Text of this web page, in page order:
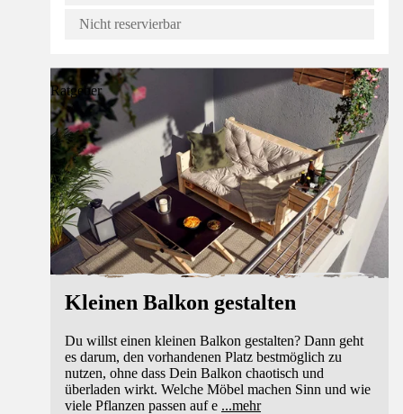
Nicht reservierbar
Ratgeber
Kleinen Balkon gestalten
Du willst einen kleinen Balkon gestalten? Dann geht
es darum, den vorhandenen Platz bestmöglich zu
nutzen, ohne dass Dein Balkon chaotisch und
überladen wirkt. Welche Möbel machen Sinn und wie
viele Pflanzen passen auf e ...mehr